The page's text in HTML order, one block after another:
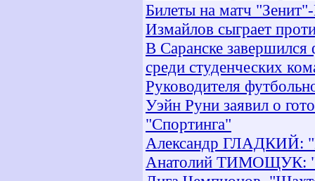
Билеты на матч
Измайлов сыграет
В Саранске
среди студенческих
Руководителя
Уэйн Руни заявил о
"Спортинга"
Александр ГЛАДКИЙ:
Анатолий ТИМОЩУК: